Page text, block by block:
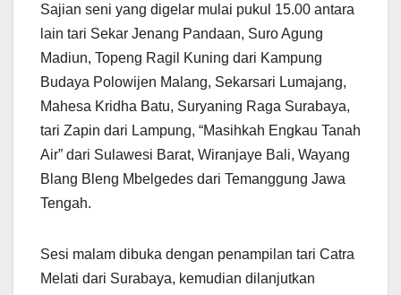
Sajian seni yang digelar mulai pukul 15.00 antara
lain tari Sekar Jenang Pandaan, Suro Agung
Madiun, Topeng Ragil Kuning dari Kampung
Budaya Polowijen Malang, Sekarsari Lumajang,
Mahesa Kridha Batu, Suryaning Raga Surabaya,
tari Zapin dari Lampung, “Masihkah Engkau Tanah
Air” dari Sulawesi Barat, Wiranjaye Bali, Wayang
Blang Bleng Mbelgedes dari Temanggung Jawa
Tengah.
Sesi malam dibuka dengan penampilan tari Catra
Melati dari Surabaya, kemudian dilanjutkan